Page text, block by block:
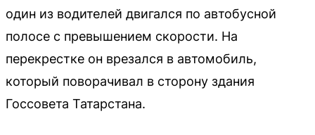
один из водителей двигался по автобусной
полосе с превышением скорости. На
перекрестке он врезался в автомобиль,
который поворачивал в сторону здания
Госсовета Татарстана.